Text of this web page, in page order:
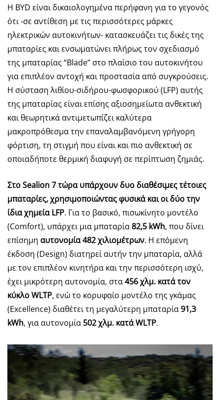
Η BYD είναι δικαιολογημένα περήφανη για το γεγονός
ότι -σε αντίθεση με τις περισσότερες μάρκες
ηλεκτρικών αυτοκινήτων- κατασκευάζει τις δικές της
μπαταρίες και ενσωματώνει πλήρως τον σχεδιασμό
της μπαταρίας “Blade” στο πλαίσιο του αυτοκινήτου
για επιπλέον αντοχή και προστασία από συγκρούσεις.
Η σύσταση λιθίου-σιδήρου-φωσφορικού (LFP) αυτής
της μπαταρίας είναι επίσης αξιοσημείωτα ανθεκτική
και θεωρητικά αντιμετωπίζει καλύτερα
μακροπρόθεσμα την επαναλαμβανόμενη γρήγορη
φόρτιση, τη στιγμή που είναι και πιο ανθεκτική σε
οποιαδήποτε θερμική διαφυγή σε περίπτωση ζημιάς.
ΣτοSealion7 τώρα υπάρχουν δυο διαθέσιμες τέτοιες
μπαταρίες, χρησιμοποιώντας φυσικά και οι δύο την
ίδια χημεία LFP. Για το βασικό, πισωκίνητο μοντέλο
(Comfort), υπάρχει μια μπαταρία82,5 kWh, που δίνει
επίσημη αυτονομία 482 χιλιομέτρων. Η επόμενη
έκδοση (Design) διατηρεί αυτήν την μπαταρία, αλλά
με τον επιπλέον κινητήρα και την περισσότερη ισχύ,
έχει μικρότερη αυτονομία, στα456 χλμ. κατά τον
κύκλο WLTP, ενώ το κορυφαίο μοντέλο της γκάμας
(Excellence) διαθέτει τη μεγαλύτερη μπαταρία91,3
kWh, για αυτονομία 502 χλμ. κατάWLTP.